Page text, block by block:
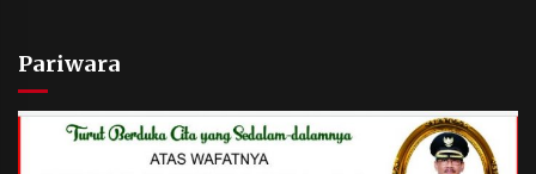
Pariwara